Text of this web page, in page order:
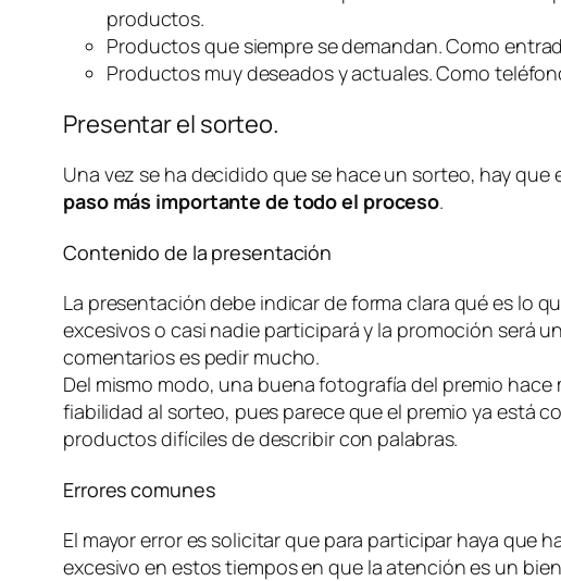
productos.
Productos que siempre se demandan. Como
Productos muy deseados y actuales. Como
Presentar el sorteo.
Una vez se ha decidido que se hace un sorteo, hay
paso más importante de todo el proceso.
Contenido de la presentación
La presentación debe indicar de forma clara qué es lo
excesivos o casi nadie participará y la promoción será
comentarios es pedir mucho.
Del mismo modo, una buena fotografía del premio
fiabilidad al sorteo, pues parece que el premio ya está
productos difíciles de describir con palabras.
Errores comunes
El mayor error es solicitar que para participar haya que
excesivo en estos tiempos en que la atención es un